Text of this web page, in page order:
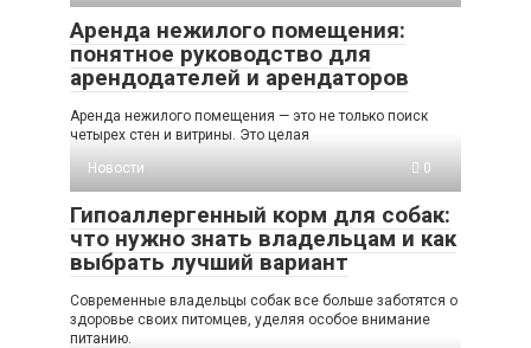
Аренда нежилого помещения:
понятное руководство для
арендодателей и арендаторов
Аренда нежилого помещения — это не только поиск
четырех стен и витрины. Это целая
Новости
0
Гипоаллергенный корм для собак:
что нужно знать владельцам и как
выбрать лучший вариант
Современные владельцы собак все больше заботятся о
здоровье своих питомцев, уделяя особое внимание
питанию.